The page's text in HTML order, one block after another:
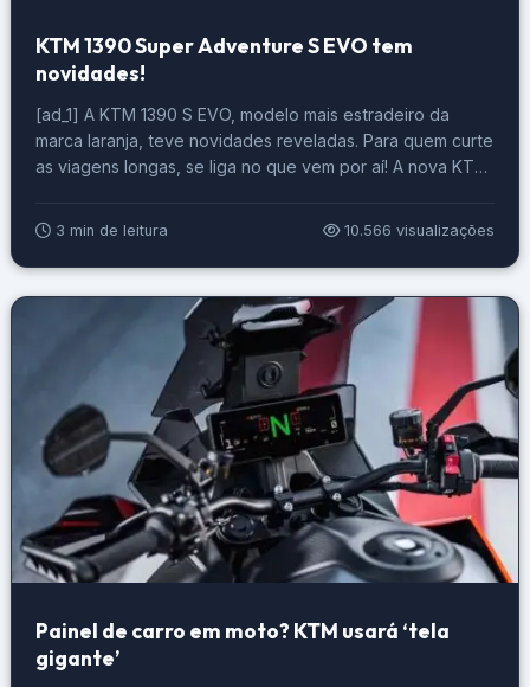
KTM 1390 Super Adventure S EVO tem
novidades!
[ad_1] A KTM 1390 S EVO, modelo mais estradeiro da
marca laranja, teve novidades reveladas. Para quem curte
as viagens longas, se liga no que vem por aí! A nova KTM
ano. Vamos começar já informando que, se você é aquele
que resiste a automatização […]
3 min de leitura 10.566 visualizações
Painel de carro em moto? KTM usará ‘tela
gigante’